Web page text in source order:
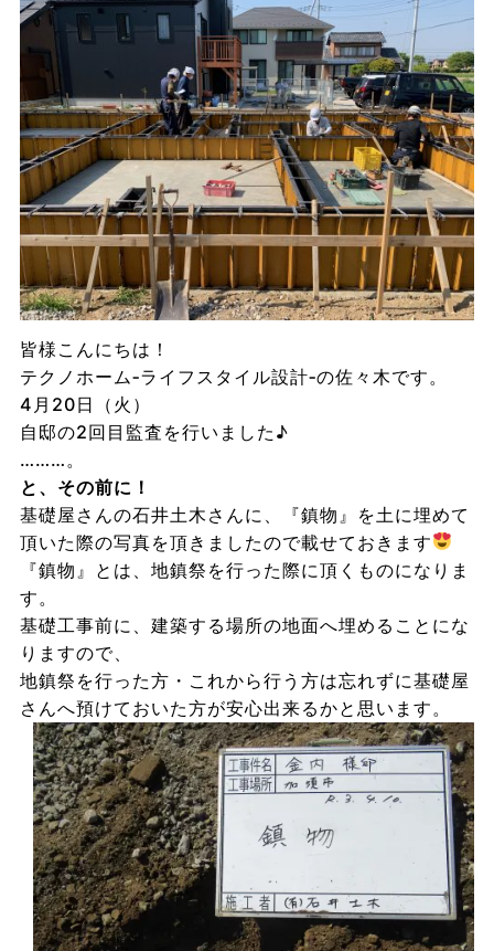
皆様こんにちは！
テクノホーム‐ライフスタイル設計‐の佐々木です。
4月20日（火）
自邸の2回目監査を行いました♪
………。
と、その前に！
基礎屋さんの石井土木さんに、『鎮物』を土に埋めて
頂いた際の写真を頂きましたので載せておきます
『鎮物』とは、地鎮祭を行った際に頂くものになりま
す。
基礎工事前に、建築する場所の地面へ埋めることにな
りますので、
地鎮祭を行った方・これから行う方は忘れずに基礎屋
さんへ預けておいた方が安心出来るかと思います。